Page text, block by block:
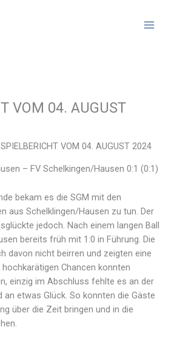
VOM 04. AUGUST
SPIELBERICHT VOM 04. AUGUST 2024
– FV Schelkingen/Hausen 0:1 (0:1)
bekam es die SGM mit den
aus Schelklingen/Hausen zu tun. Der
jedoch. Nach einem langen Ball
bereits früh mit 1:0 in Führung. Die
davon nicht beirren und zeigten eine
Chancen konnten
einzig im Abschluss fehlte es an der
an etwas Glück. So konnten die Gäste
über die Zeit bringen und in die